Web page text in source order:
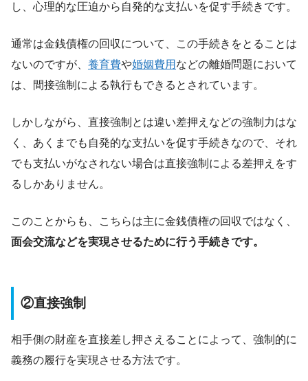
し、心理的な圧迫から自発的な支払いを促す手続きです。
通常は金銭債権の回収について、この手続きをとることは
ないのですが、 養育費や婚姻費用 などの離婚問題において
は、間接強制による執行もできるとされています。
しかしながら、直接強制とは違い差押えなどの強制力はな
く、あくまでも自発的な支払いを促す手続きなので、それ
でも支払いがなされない場合は直接強制による差押えをす
るしかありません。
このことからも、こちらは主に金銭債権の回収ではなく、
面会交流などを実現させるために行う手続きです。
②直接強制
相手側の財産を直接差し押さえることによって、強制的に
義務の履行を実現させる方法です。